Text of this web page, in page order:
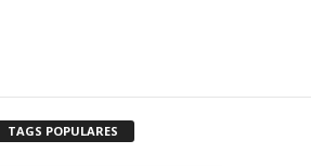
TAGS POPULARES